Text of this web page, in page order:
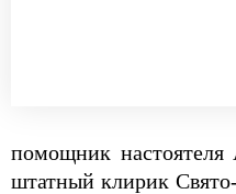
помощник настоятеля
штатный клирик